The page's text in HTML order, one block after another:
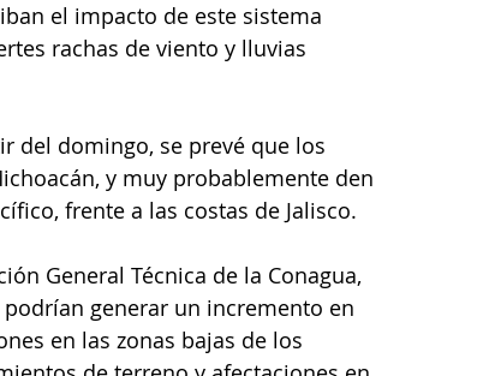
el impacto de este sistema
rachas de viento y lluvias
del domingo, se prevé que los
y muy probablemente den
frente a las costas de Jalisco.
General Técnica de la Conagua,
podrían generar un incremento en
en las zonas bajas de los